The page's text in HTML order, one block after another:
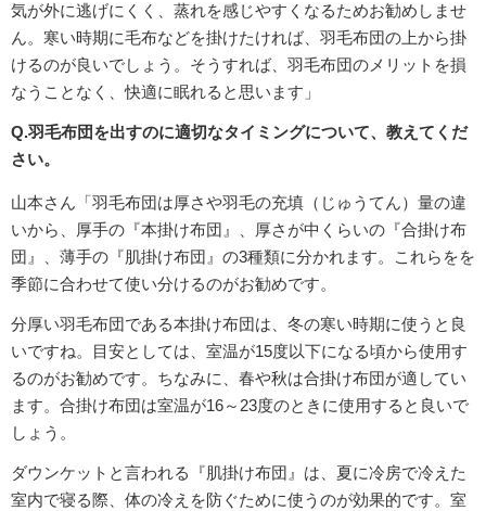
気が外に逃げにくく、蒸れを感じやすくなるためお勧めしませ
ん。寒い時期に毛布などを掛けたければ、羽毛布団の上から掛
けるのが良いでしょう。そうすれば、羽毛布団のメリットを損
なうことなく、快適に眠れると思います」
Q.羽毛布団を出すのに適切なタイミングについて、教えてくだ
さい。
山本さん「羽毛布団は厚さや羽毛の充填（じゅうてん）量の違
いから、厚手の『本掛け布団』、厚さが中くらいの『合掛け布
団』、薄手の『肌掛け布団』の3種類に分かれます。これらをを
季節に合わせて使い分けるのがお勧めです。
分厚い羽毛布団である本掛け布団は、冬の寒い時期に使うと良
いですね。目安としては、室温が15度以下になる頃から使用す
るのがお勧めです。ちなみに、春や秋は合掛け布団が適してい
ます。合掛け布団は室温が16～23度のときに使用すると良いで
しょう。
ダウンケットと言われる『肌掛け布団』は、夏に冷房で冷えた
室内で寝る際、体の冷えを防ぐために使うのが効果的です。室